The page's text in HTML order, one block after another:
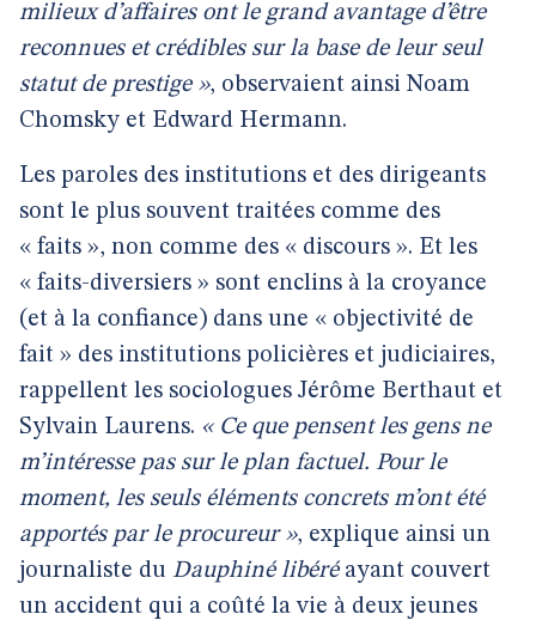
milieux d’affaires ont le grand avantage d’être
reconnues et crédibles sur la base de leur seul
statut de prestige », observaient ainsi Noam
Chomsky et Edward Hermann.
Les paroles des institutions et des dirigeants
sont le plus souvent traitées comme des
« faits », non comme des « discours ». Et les
« faits-diversiers » sont enclins à la croyance
(et à la confiance) dans une « objectivité de
fait » des institutions policières et judiciaires,
rappellent les sociologues Jérôme Berthaut et
Sylvain Laurens. « Ce que pensent les gens ne
m’intéresse pas sur le plan factuel. Pour le
moment, les seuls éléments concrets m’ont été
apportés par le procureur », explique ainsi un
journaliste du Dauphiné libéréayant couvert
un accident qui a coûté la vie à deux jeunes